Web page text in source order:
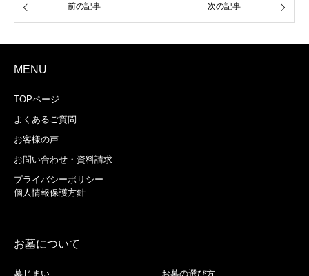
前の記事 次の記事
MENU
TOPページ
よくあるご質問
お客様の声
お問い合わせ・資料請求
プライバシーポリシー
個人情報保護方針
お墓について
墓じまい お墓の選び方